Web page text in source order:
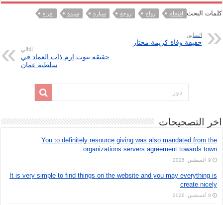
كلمات البحث اقتحام زواج زوجة سيارة سيدة عزاء
السابق
حقيقة وفاة كريمة مختار
التالي
حقيقة بيوت إرم ذات العماد في
سلطنة عمان
اخر التصحيحات
You to definitely resource giving was also mandated from the
organizations servers agreement towards town
9 أغسطس، 2026
It is very simple to find things on the website and you may everything is
create nicely
9 أغسطس، 2026